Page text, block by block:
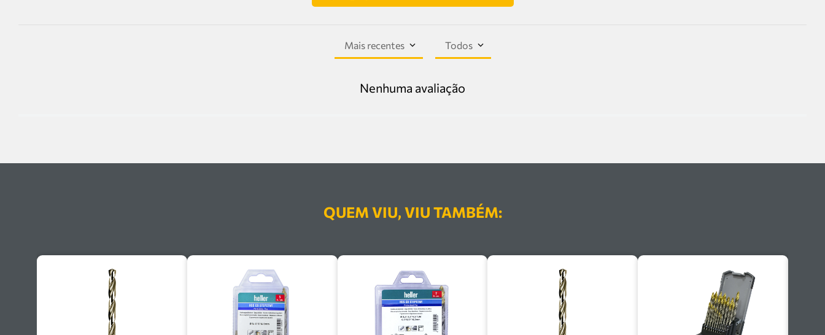
Mais recentes Todos
Nenhuma avaliação
QUEM VIU, VIU TAMBÉM: